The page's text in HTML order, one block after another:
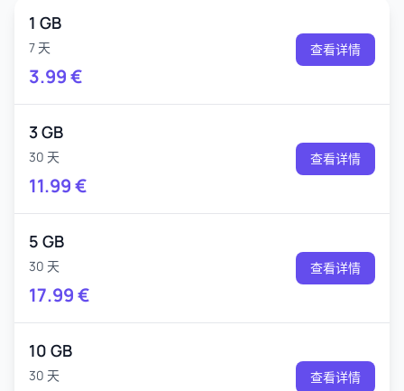
1 GB
7 天
3.99€
查看详情
3 GB
30 天
11.99€
查看详情
5 GB
30 天
17.99€
查看详情
10 GB
30 天 查看详情